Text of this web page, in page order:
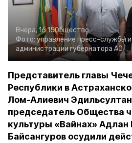
Вчера, 16:15Общество
Фото: управление пресс-службы
администрации губернатора АО
Представитель главы
Республики в
Лом-Алиевич
председатель Общества
культуры «Вайнах» Адлан
Байсангуров осудили